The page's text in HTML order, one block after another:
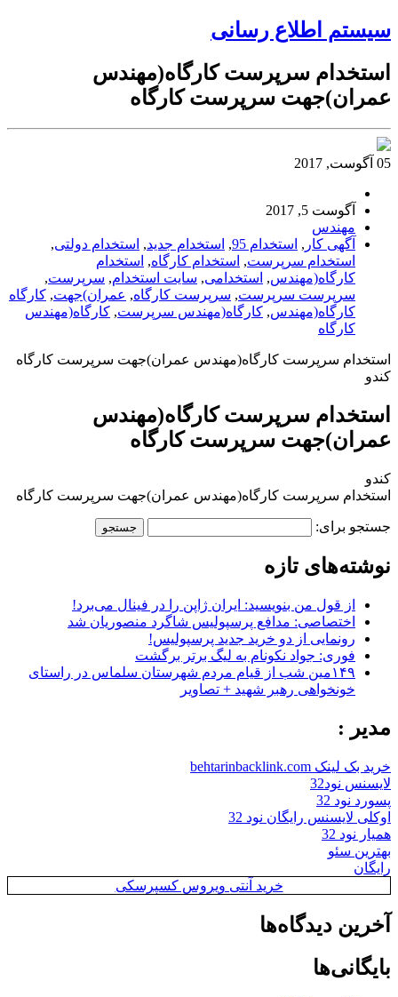
سیستم اطلاع رسانی
استخدام سرپرست کارگاه(مهندس
عمران)جهت سرپرست کارگاه
05 آگوست, 2017
آگوست 5, 2017
مهندس
آگهی کار , استخدام 95 , استخدام جدید, استخدام دولتی,
استخدام سرپرست, استخدام کارگاه, استخدام
کارگاه(مهندس, استخدامی, سایت استخدام, سرپرست,
سرپرست سرپرست, سرپرست کارگاه, عمران)جهت, کارگاه
کارگاه(مهندس, کارگاه(مهندس سرپرست, کارگاه(مهندس
کارگاه
استخدام سرپرست کارگاه(مهندس عمران)جهت سرپرست کارگاه
کندو
استخدام سرپرست کارگاه(مهندس
عمران)جهت سرپرست کارگاه
کندو
استخدام سرپرست کارگاه(مهندس عمران)جهت سرپرست کارگاه
جستجو برای:
نوشته‌های تازه
از قول من بنویسید: ایران ژاپن را در فینال می‌برد!
اختصاصی: مدافع پرسپولیس شاگرد منصوریان شد
رونمایی از دو خرید جدید پرسپولیس!
فوری: جواد نکونام به لیگ برتر برگشت
۱۴۹مین شب از قیام مردم شهرستان سلماس در راستای
خونخواهی رهبر شهید + تصاویر
مدیر :
خرید بک لینک behtarinbacklink.com
لایسنس نود32
پسورد نود 32
اوکلی لایسنس رایگان نود 32
همیار نود 32
بهترین سئو
رایگان
خرید آنتی ویروس کسپرسکی
آخرین دیدگاه‌ها
بایگانی‌ها